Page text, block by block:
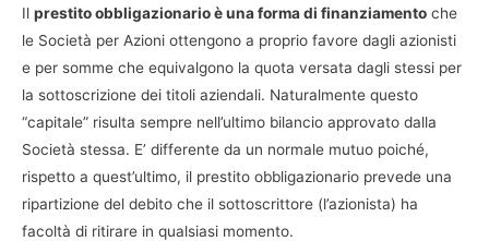
Il prestito obbligazionario è una forma di finanziamento che
le Società per Azioni ottengono a proprio favore dagli azionisti
e per somme che equivalgono la quota versata dagli stessi per
la sottoscrizione dei titoli aziendali. Naturalmente questo
“capitale” risulta sempre nell’ultimo bilancio approvato dalla
Società stessa. E’ differente da un normale mutuo poiché,
rispetto a quest’ultimo, il prestito obbligazionario prevede una
ripartizione del debito che il sottoscrittore (l’azionista) ha
facoltà di ritirare in qualsiasi momento.